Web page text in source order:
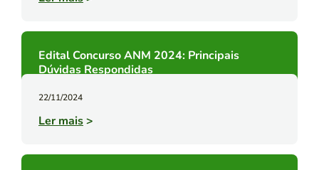
Edital Concurso ANM 2024: Principais
Dúvidas Respondidas
22/11/2024
Ler mais>